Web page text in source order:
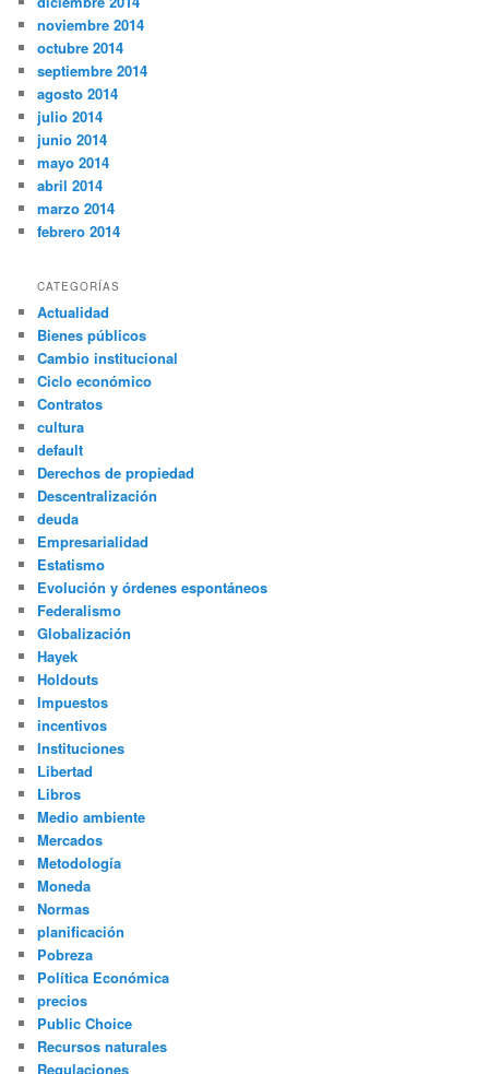
noviembre 2014
octubre 2014
septiembre 2014
agosto 2014
julio 2014
junio 2014
mayo 2014
abril 2014
marzo 2014
febrero 2014
CATEGORÍAS
Actualidad
Bienes públicos
Cambio institucional
Ciclo económico
Contratos
cultura
default
Derechos de propiedad
Descentralización
deuda
Empresarialidad
Estatismo
Evolución y órdenes espontáneos
Federalismo
Globalización
Hayek
Holdouts
Impuestos
incentivos
Instituciones
Libertad
Libros
Medio ambiente
Mercados
Metodología
Moneda
Normas
planificación
Pobreza
Política Económica
precios
Public Choice
Recursos naturales
Regulaciones